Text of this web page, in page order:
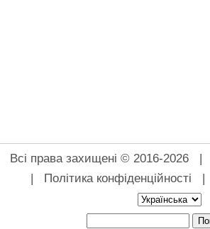
Всі права захищені © 2016-2026 |
| Політика конфіденційності |